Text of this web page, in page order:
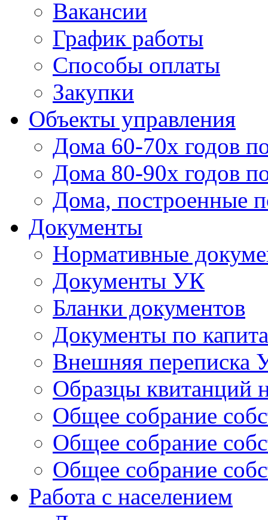
Вакансии
График работы
Способы оплаты
Закупки
Объекты управления
Дома 60-70х годов
Дома 80-90х годов
Дома, построенные
Документы
Нормативные
Документы УК
Бланки документов
Документы по
Внешняя переписка
Образцы квитанций
Общее собрание
Общее собрание
Общее собрание
Работа с населением